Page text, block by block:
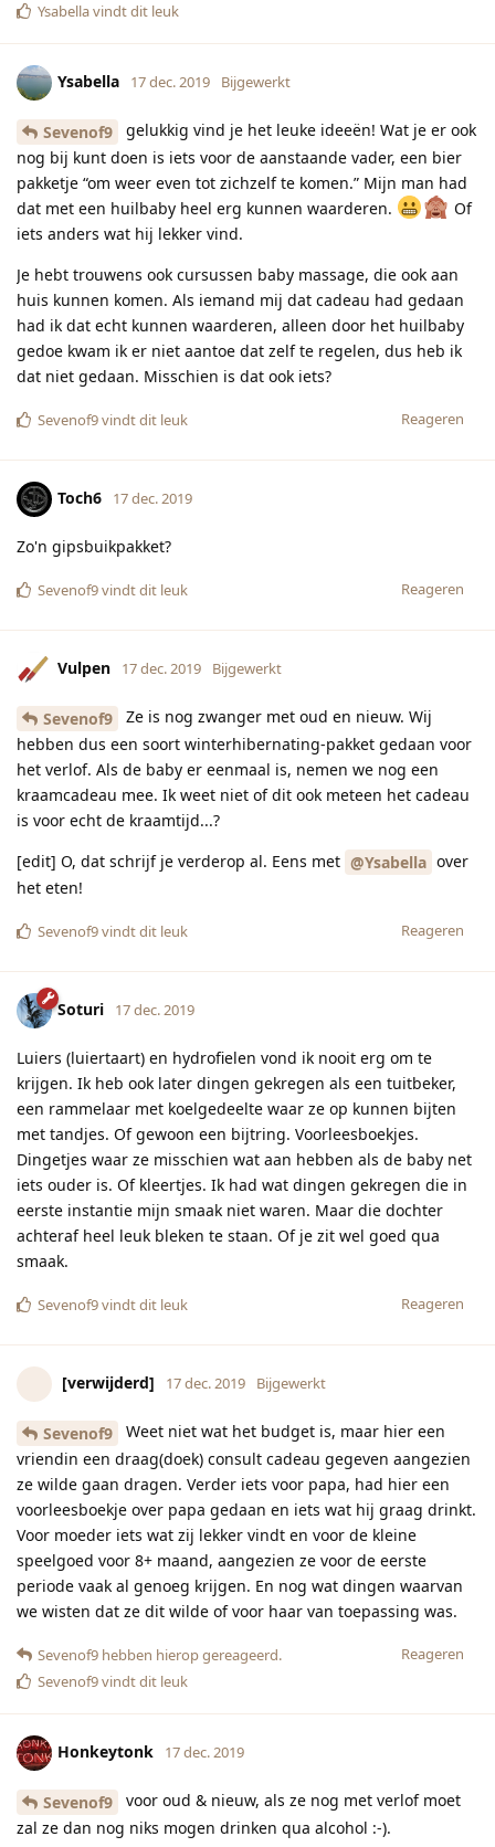
Ysabellavindt dit leuk
Ysabella 17 dec. 2019 Bijgewerkt
Sevenof9
gelukkig vind je het leuke ideeën! Wat je er ook
nog bij kunt doen is iets voor de aanstaande vader, een bier
pakketje “om weer even tot zichzelf te komen.” Mijn man had
dat met een huilbaby heel erg kunnen waarderen.
Of
iets anders wat hij lekker vind.
Je hebt trouwens ook cursussen baby massage, die ook aan
huis kunnen komen. Als iemand mij dat cadeau had gedaan
had ik dat echt kunnen waarderen, alleen door het huilbaby
gedoe kwam ik er niet aantoe dat zelf te regelen, dus heb ik
dat niet gedaan. Misschien is dat ook iets?
Reageren
Sevenof9vindt dit leuk
Toch6 17 dec. 2019
Zo'n gipsbuikpakket?
Reageren
Sevenof9vindt dit leuk
Vulpen 17 dec. 2019 Bijgewerkt
Sevenof9
Ze is nog zwanger met oud en nieuw. Wij
hebben dus een soort winterhibernating-pakket gedaan voor
het verlof. Als de baby er eenmaal is, nemen we nog een
kraamcadeau mee. Ik weet niet of dit ook meteen het cadeau
is voor echt de kraamtijd...?
[edit] O, dat schrijf je verderop al. Eens met @Ysabella over
het eten!
Reageren
Sevenof9vindt dit leuk
Soturi 17 dec. 2019
Luiers (luiertaart) en hydrofielen vond ik nooit erg om te
krijgen. Ik heb ook later dingen gekregen als een tuitbeker,
een rammelaar met koelgedeelte waar ze op kunnen bijten
met tandjes. Of gewoon een bijtring. Voorleesboekjes.
Dingetjes waar ze misschien wat aan hebben als de baby net
iets ouder is. Of kleertjes. Ik had wat dingen gekregen die in
eerste instantie mijn smaak niet waren. Maar die dochter
achteraf heel leuk bleken te staan. Of je zit wel goed qua
smaak.
Reageren
Sevenof9vindt dit leuk
[verwijderd] 17 dec. 2019 Bijgewerkt
Sevenof9
Weet niet wat het budget is, maar hier een
vriendin een draag(doek) consult cadeau gegeven aangezien
ze wilde gaan dragen. Verder iets voor papa, had hier een
voorleesboekje over papa gedaan en iets wat hij graag drinkt.
Voor moeder iets wat zij lekker vindt en voor de kleine
speelgoed voor 8+ maand, aangezien ze voor de eerste
periode vaak al genoeg krijgen. En nog wat dingen waarvan
we wisten dat ze dit wilde of voor haar van toepassing was.
Reageren
Sevenof9 hebben hierop gereageerd.
Sevenof9vindt dit leuk
Honkeytonk 17 dec. 2019
Sevenof9
voor oud & nieuw, als ze nog met verlof moet
zal ze dan nog niks mogen drinken qua alcohol :-).